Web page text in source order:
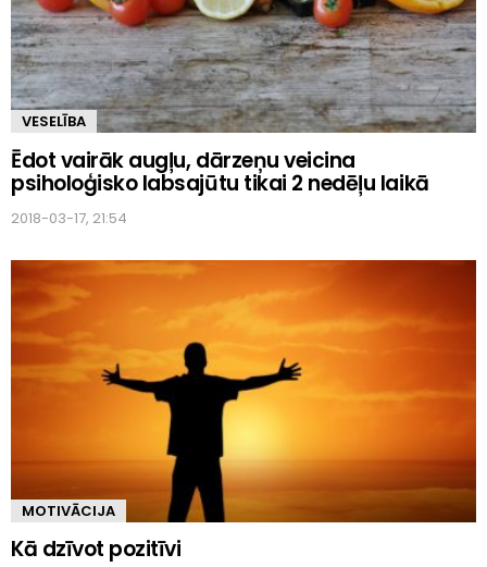
VESELĪBA
Ēdot vairāk augļu, dārzeņu veicina
psiholoģisko labsajūtu tikai 2 nedēļu laikā
2018-03-17, 21:54
MOTIVĀCIJA
Kā dzīvot pozitīvi